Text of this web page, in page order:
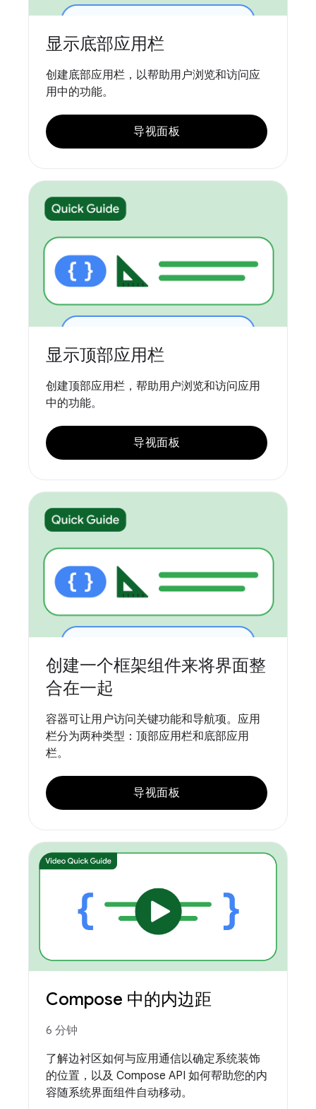
显示底部应用栏
创建底部应用栏，以帮助用户浏览和访问应
用中的功能。
导视面板
显示顶部应用栏
创建顶部应用栏，帮助用户浏览和访问应用
中的功能。
导视面板
创建一个框架组件来将界面整
合在一起
容器可让用户访问关键功能和导航项。应用
栏分为两种类型：顶部应用栏和底部应用
栏。
导视面板
Compose 中的内边距
6 分钟
了解边衬区如何与应用通信以确定系统装饰
的位置，以及 Compose API 如何帮助您的内
容随系统界面组件自动移动。